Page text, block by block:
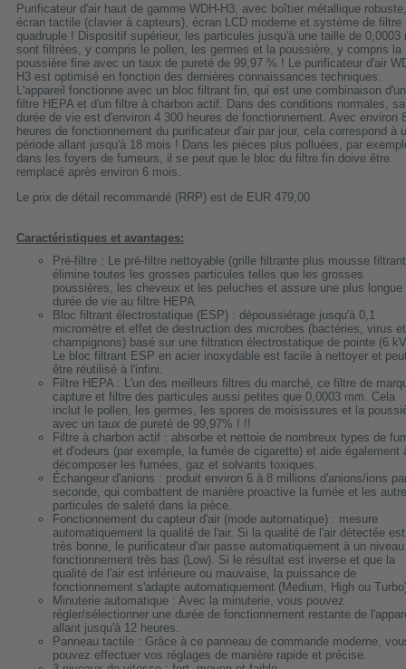
Purificateur d'air haut de gamme WDH-H3, avec boîtier métallique robuste,
écran tactile (clavier à capteurs), écran LCD moderne et système de filtre
quadruple ! Dispositif supérieur, les particules jusqu'à une taille de 0,0003
sont filtrées, y compris le pollen, les germes et la poussière, y compris la
poussière fine avec un taux de pureté de 99,97 % ! Le purificateur d'air
H3 est optimisé en fonction des dernières connaissances techniques.
L'appareil fonctionne avec un bloc filtrant fin, qui est une combinaison d'un
filtre HEPA et d'un filtre à charbon actif. Dans des conditions normales, sa
durée de vie est d'environ 4 300 heures de fonctionnement. Avec environ
heures de fonctionnement du purificateur d'air par jour, cela correspond à
période allant jusqu'à 18 mois ! Dans les pièces plus polluées, par
dans les foyers de fumeurs, il se peut que le bloc du filtre fin doive être
remplacé après environ 6 mois.
Le prix de détail recommandé (RRP) est de EUR 479,00
Caractéristiques et avantages:
Pré-filtre : Le pré-filtre nettoyable (grille filtrante plus mousse
élimine toutes les grosses particules telles que les grosses
poussières, les cheveux et les peluches et assure une plus longue
durée de vie au filtre HEPA.
Bloc filtrant électrostatique (ESP) : dépoussiérage jusqu'à 0,1
micromètre et effet de destruction des microbes (bactéries, virus et
champignons) basé sur une filtration électrostatique de pointe (6
Le bloc filtrant ESP en acier inoxydable est facile à nettoyer et
être réutilisé à l'infini.
Filtre HEPA : L'un des meilleurs filtres du marché, ce filtre de
capture et filtre des particules aussi petites que 0,0003 mm. Cela
inclut le pollen, les germes, les spores de moisissures et la
avec un taux de pureté de 99,97% ! !!
Filtre à charbon actif : absorbe et nettoie de nombreux types de
et d'odeurs (par exemple, la fumée de cigarette) et aide également
décomposer les fumées, gaz et solvants toxiques.
Échangeur d'anions : produit environ 6 à 8 millions d'anions/ions
seconde, qui combattent de manière proactive la fumée et les
particules de saleté dans la pièce.
Fonctionnement du capteur d'air (mode automatique) : mesure
automatiquement la qualité de l'air. Si la qualité de l'air détectée est
très bonne, le purificateur d'air passe automatiquement à un
fonctionnement très bas (Low). Si le résultat est inverse et que la
qualité de l'air est inférieure ou mauvaise, la puissance de
fonctionnement s'adapte automatiquement (Medium, High ou
Minuterie automatique : Avec la minuterie, vous pouvez
régler/sélectionner une durée de fonctionnement restante de
allant jusqu'à 12 heures.
Panneau tactile : Grâce à ce panneau de commande moderne,
pouvez effectuer vos réglages de manière rapide et précise.